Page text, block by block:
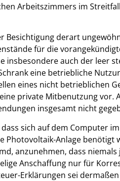
Arbeitszimmers im
Besichtigung derart
für die
insbesondere auch der leer
eine betriebliche
eines nicht betrieblichen
private Mitbenutzung vor.
insgesamt nicht
sich auf dem Computer
Photovoltaik-Anlage benötigt
anzunehmen, dass
Anschaffung nur für
Erklärungen sei